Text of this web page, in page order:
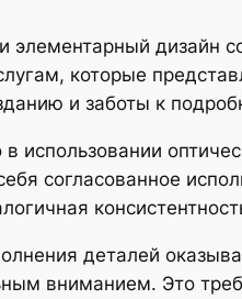
элементарный дизайн
которые
и заботы к
в использовании
согласованное
деталей
вниманием. Это